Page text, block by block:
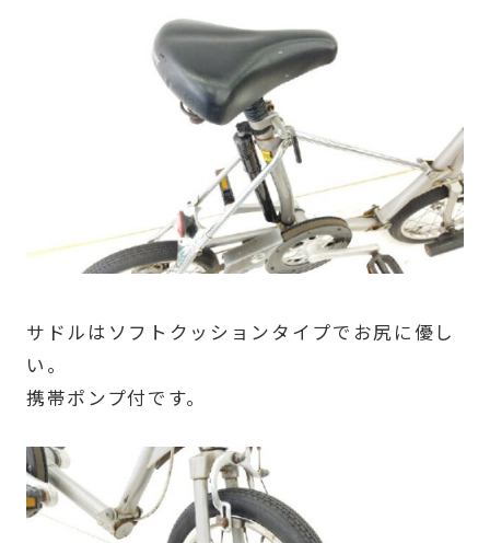
サドルはソフトクッションタイプでお尻に優し
い。
携帯ポンプ付です。